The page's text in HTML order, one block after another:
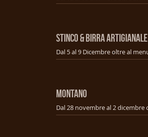
STINCO & BIRRA ARTIGIANALE
MONTANO